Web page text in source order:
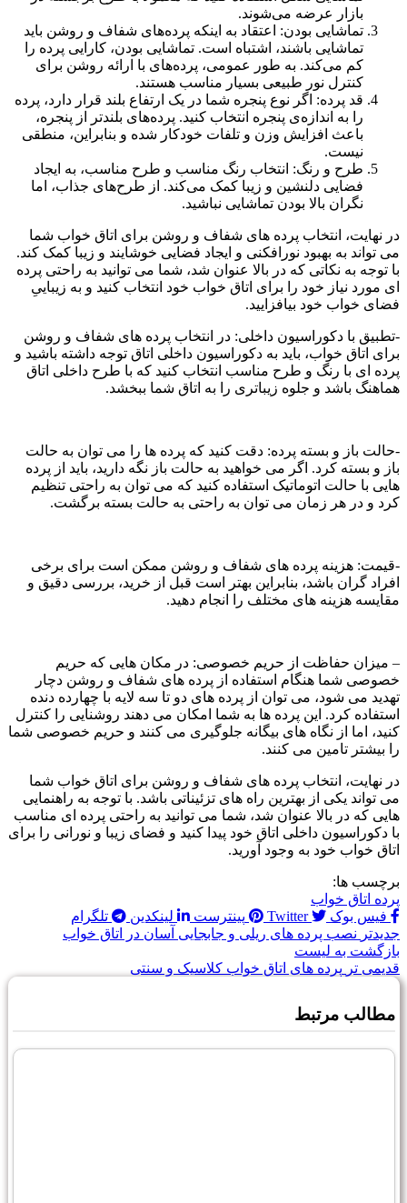
بازار عرضه می‌شوند.
تماشایی بودن: اعتقاد به اینکه پرده‌های شفاف و روشن باید
تماشایی باشند، اشتباه است. تماشایی بودن، کارایی پرده را
کم می‌کند. به طور عمومی، پرده‌های با ارائه روشن برای
کنترل نور طبیعی بسیار مناسب هستند.
قد پرده: اگر نوع پنجره شما در یک ارتفاع بلند قرار دارد، پرده
را به اندازه‌ی پنجره انتخاب کنید. پرده‌های بلندتر از پنجره،
باعث افزایش وزن و تلفات خودکار شده و بنابراین، منطقی
نیست.
طرح و رنگ: انتخاب رنگ مناسب و طرح مناسب، به ایجاد
فضایی دلنشین و زیبا کمک می‌کند. از طرح‌های جذاب، اما
نگران بالا بودن تماشایی نباشید.
در نهایت، انتخاب پرده های شفاف و روشن برای اتاق خواب شما
می تواند به بهبود نورافکنی و ایجاد فضایی خوشایند و زیبا کمک کند.
با توجه به نکاتی که در بالا عنوان شد، شما می توانید به راحتی پرده
ای مورد نیاز خود را برای اتاق خواب خود انتخاب کنید و به زیباییِ
فضای خواب خود بیافزایید.
-تطبیق با دکوراسیون داخلی: در انتخاب پرده های شفاف و روشن
برای اتاق خواب، باید به دکوراسیون داخلی اتاق توجه داشته باشید و
پرده ای با رنگ و طرح مناسب انتخاب کنید که با طرح داخلی اتاق
هماهنگ باشد و جلوه زیباتری را به اتاق شما ببخشد.
-حالت باز و بسته پرده: دقت کنید که پرده ها را می توان به حالت
باز و بسته کرد. اگر می خواهید به حالت باز نگه دارید، باید از پرده
هایی با حالت اتوماتیک استفاده کنید که می توان به راحتی تنظیم
کرد و در هر زمان می توان به راحتی به حالت بسته برگشت.
-قیمت: هزینه پرده های شفاف و روشن ممکن است برای برخی
افراد گران باشد، بنابراین بهتر است قبل از خرید، بررسی دقیق و
مقایسه هزینه های مختلف را انجام دهید.
– میزان حفاظت از حریم خصوصی: در مکان هایی که حریم
خصوصی شما هنگام استفاده از پرده های شفاف و روشن دچار
تهدید می شود، می توان از پرده های دو تا سه لایه با چهارده دنده
استفاده کرد. این پرده ها به شما امکان می دهند روشنایی را کنترل
کنید، اما از نگاه های بیگانه جلوگیری می کنند و حریم خصوصی شما
را بیشتر تامین می کنند.
در نهایت، انتخاب پرده های شفاف و روشن برای اتاق خواب شما
می تواند یکی از بهترین راه های تزئیناتی باشد. با توجه به راهنمایی
هایی که در بالا عنوان شد، شما می توانید به راحتی پرده ای مناسب
با دکوراسیون داخلی اتاق خود پیدا کنید و فضای زیبا و نورانی را برای
اتاق خواب خود به وجود آورید.
برچسب ها:
پرده اتاق خواب
فیس بوک
Twitter پینترست لینکدین
تلگرام
جدیدتر نصب پرده های ریلی و جابجایی آسان در اتاق خواب
بازگشت به لیست
قدیمی تر پرده های اتاق خواب کلاسیک و سنتی
مطالب مرتبط